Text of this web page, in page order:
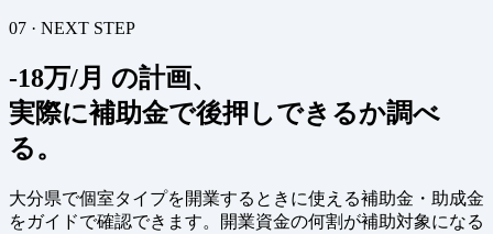
07 · NEXT STEP
-18万/月 の計画、
実際に補助金で後押しできるか調べ
る。
大分県で個室タイプを開業するときに使える補助金・助成金
をガイドで確認できます。開業資金の何割が補助対象になる